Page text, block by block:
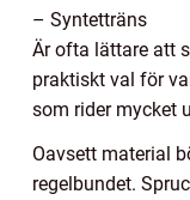
– Syntetträns
Är ofta lättare att
praktiskt val för
som rider mycket
Oavsett material
regelbundet.